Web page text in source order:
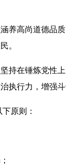
高尚道德品质
。
在锤炼党性上
执行力，增强
原则：